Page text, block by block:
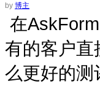
by 博主
在
有的客户直
么更好的测